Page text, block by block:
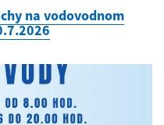
na vodovodnom